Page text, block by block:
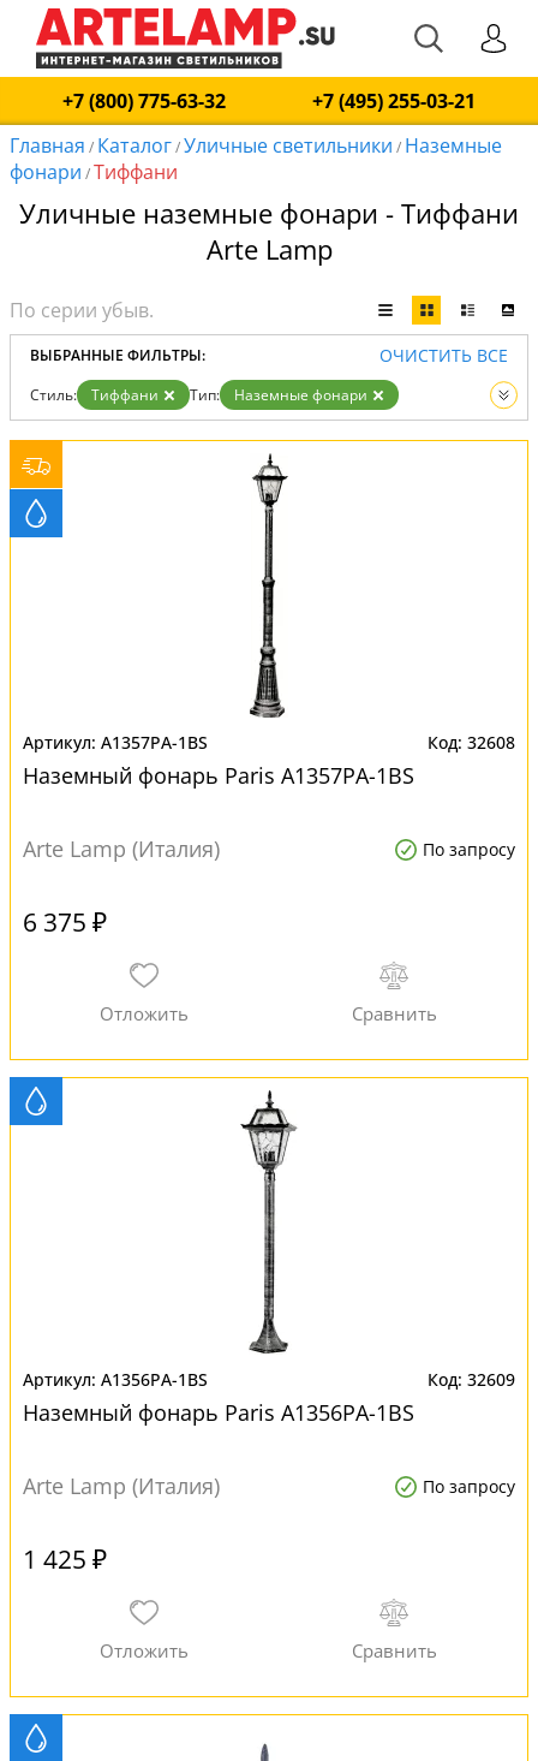
+7 (800) 775-63-32
+7 (495) 255-03-21
Главная / Каталог/Уличные светильники / Наземные
фонари /Тиффани
Уличные наземные фонари - Тиффани
Arte Lamp
ВЫБРАННЫЕ ФИЛЬТРЫ: ОЧИСТИТЬ ВСЕ
Стиль: Тиффани Тип:
Наземные фонари
Вид:
Уличные светильники
A1357PA-1BS 32608
Наземный фонарь Paris A1357PA-1BS
Arte Lamp (Италия) По запросу
6 375 ₽
A1356PA-1BS 32609
Наземный фонарь Paris A1356PA-1BS
Arte Lamp (Италия) По запросу
1 425 ₽